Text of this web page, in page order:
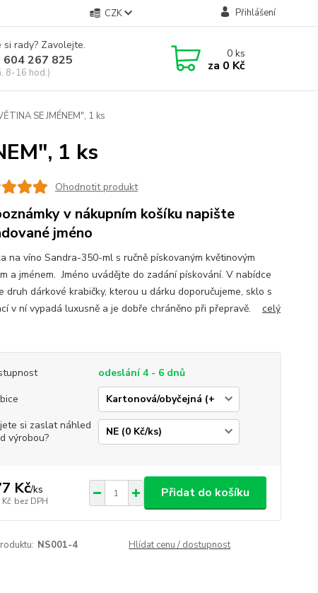
CZK Přihlášení
si rady? Zavolejte.
604 267 825
8-16 hod.)
0ks
za 0 Kč
SE JMÉNEM", 1 ks
1 ks
Ohodnotit produkt
v nákupním košíku napište
jméno
na víno Sandra-350-ml s ručně pískovaným květinovým
a jménem. Jméno uvádějte do zadání pískování. V nabídce
druh dárkové krabičky, kterou u dárku doporučujeme, sklo s
v ní vypadá luxusně a je dobře chráněno při přepravě. celý
odeslání 4 - 6 dnů
si zaslat náhled
výrobou?
Kč/ks
bez DPH
Přidat do košíku
NS001-4 Hlídat cenu / dostupnost